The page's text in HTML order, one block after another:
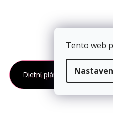
Tento web
Dietní plány na hubnutí